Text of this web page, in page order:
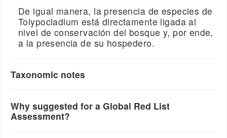
De igual manera, la presencia de especies de
Tolypocladium está directamente ligada al
nivel de conservación del bosque y, por ende,
a la presencia de su hospedero.
Taxonomic notes
Why suggested for a Global Red List
Assessment?